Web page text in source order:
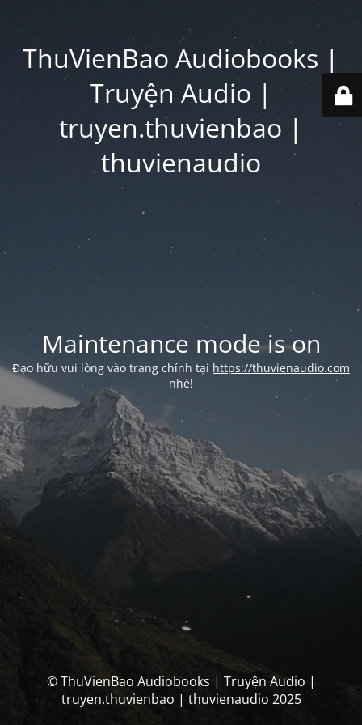
ThuVienBao Audiobooks |
Truyện Audio |
truyen.thuvienbao |
thuvienaudio
Maintenance mode is on
Đạo hữu vui lòng vào trang chính tại https://thuvienaudio.com
nhé!
© ThuVienBao Audiobooks | Truyện Audio |
truyen.thuvienbao | thuvienaudio 2025